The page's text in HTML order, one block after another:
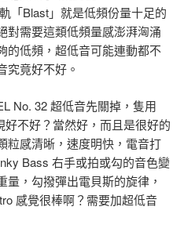
「Blast」就是低頻份量十足的
對需要這類低頻量感澎湃洶涌
的低頻，超低音可能連動都不
究竟好不好。
No. 32 超低音先關掉，隻用
不好？當然好，而且是很好的
粒感清晰，速度明快，電音打
Bass 右手或拍或勾的音色變
，勾撥彈出電貝斯的旋律，
感覺很棒啊？需要加超低音